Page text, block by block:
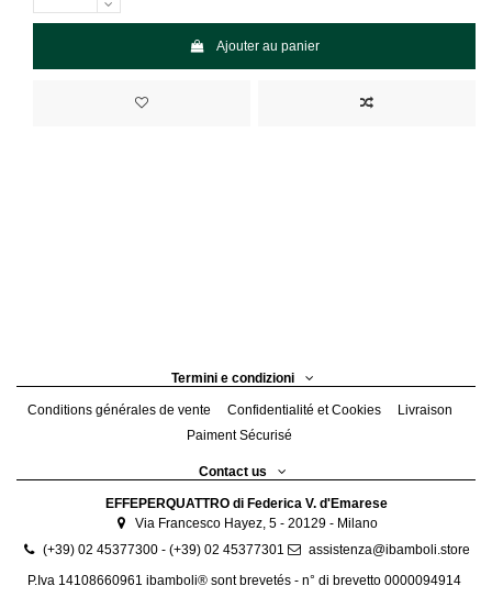
Ajouter au panier
Termini e condizioni
Conditions générales de vente Confidentialité et Cookies
Livraison
Paiment Sécurisé
Contact us
EFFEPERQUATTRO di Federica V. d'Emarese
Via Francesco Hayez, 5 - 20129 - Milano
(+39) 02 45377300 - (+39) 02 45377301
assistenza@ibamboli.store
P.Iva 14108660961 ibamboli® sont brevetés - n° di brevetto 0000094914